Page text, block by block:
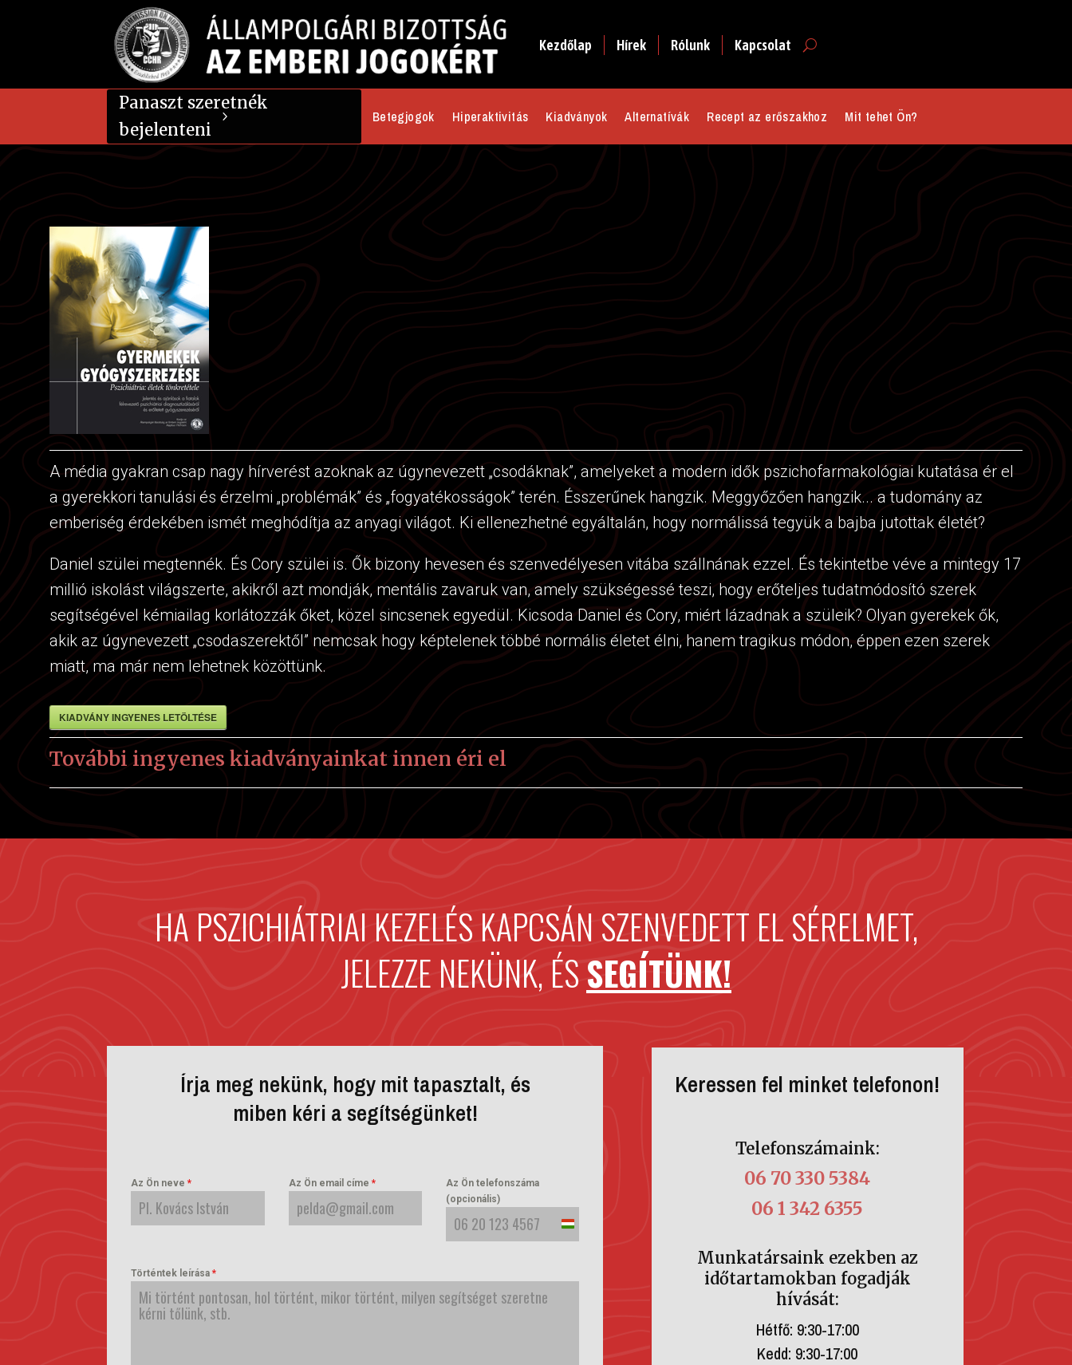
Kezdőlap Hírek Rólunk Kapcsolat
Panaszt szeretnék
bejelenteni
Betegjogok Hiperaktivitás Kiadványok Alternatívák Recept az erőszakhoz Mit tehet Ön?
A média gyakran csap nagy hírverést azoknak az úgynevezett „csodáknak”, amelyeket a modern idők pszichofarmakológiai kutatása ér el
a gyerekkori tanulási és érzelmi „problémák” és „fogyatékosságok” terén. Ésszerűnek hangzik. Meggyőzően hangzik... a tudomány az
emberiség érdekében ismét meghódítja az anyagi világot. Ki ellenezhetné egyáltalán, hogy normálissá tegyük a bajba jutottak életét?
Daniel szülei megtennék. És Cory szülei is. Ők bizony hevesen és szenvedélyesen vitába szállnának ezzel. És tekintetbe véve a mintegy 17
millió iskolást világszerte, akikről azt mondják, mentális zavaruk van, amely szükségessé teszi, hogy erőteljes tudatmódosító szerek
segítségével kémiailag korlátozzák őket, közel sincsenek egyedül. Kicsoda Daniel és Cory, miért lázadnak a szüleik? Olyan gyerekek ők,
akik az úgynevezett „csodaszerektől” nemcsak hogy képtelenek többé normális életet élni, hanem tragikus módon, éppen ezen szerek
miatt, ma már nem lehetnek közöttünk.
KIADVÁNY INGYENES LETÖLTÉSE
További ingyenes kiadványainkat innen éri el
HA PSZICHIÁTRIAI KEZELÉS KAPCSÁN SZENVEDETT EL SÉRELMET,
JELEZZE NEKÜNK, ÉSSEGÍTÜNK!
Írja meg nekünk, hogy mit tapasztalt, és
miben kéri a segítségünket!
Az Ön neve* Az Ön email címe *
Az Ön telefonszáma
(opcionális)
Hungary
Történtek leírása*
Keressen fel minket telefonon!
Telefonszámaink:
06 70 330 5384
06 1 342 6355
Munkatársaink ezekben az
időtartamokban fogadják
hívását:
Hétfő: 9:30-17:00
Kedd: 9:30-17:00